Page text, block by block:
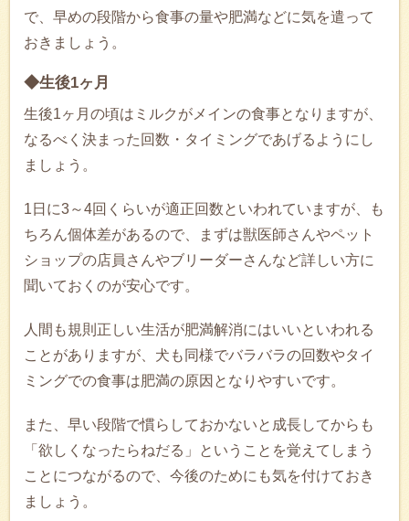
で、早めの段階から食事の量や肥満などに気を遣って
おきましょう。
◆生後1ヶ月
生後1ヶ月の頃はミルクがメインの食事となりますが、
なるべく決まった回数・タイミングであげるようにし
ましょう。
1日に3～4回くらいが適正回数といわれていますが、も
ちろん個体差があるので、まずは獣医師さんやペット
ショップの店員さんやブリーダーさんなど詳しい方に
聞いておくのが安心です。
人間も規則正しい生活が肥満解消にはいいといわれる
ことがありますが、犬も同様でバラバラの回数やタイ
ミングでの食事は肥満の原因となりやすいです。
また、早い段階で慣らしておかないと成長してからも
「欲しくなったらねだる」ということを覚えてしまう
ことにつながるので、今後のためにも気を付けておき
ましょう。